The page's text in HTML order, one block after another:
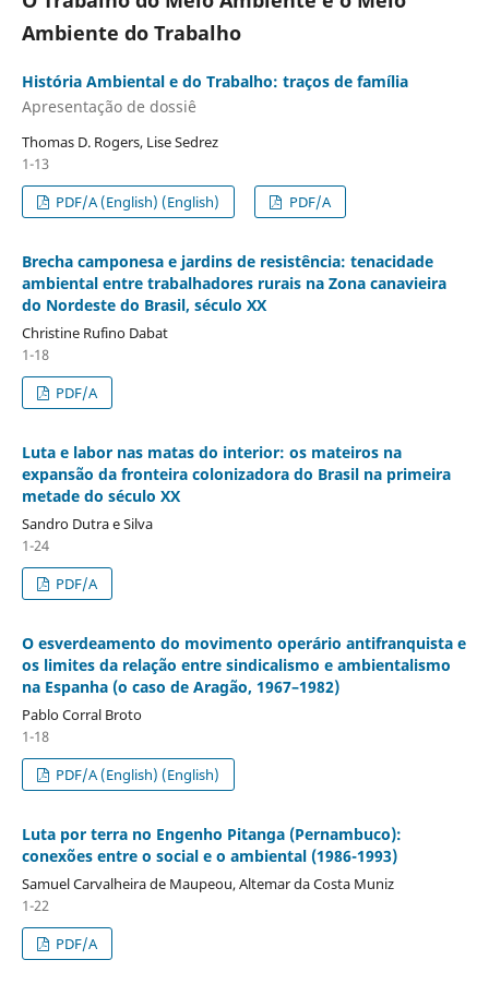
Ambiente do Trabalho
História Ambiental e do Trabalho: traços de família
Apresentação de dossiê
Thomas D. Rogers, Lise Sedrez
1-13
PDF/A (English) (English)
PDF/A
Brecha camponesa e jardins de resistência: tenacidade
ambiental entre trabalhadores rurais na Zona canavieira
do Nordeste do Brasil, século XX
Christine Rufino Dabat
1-18
PDF/A
Luta e labor nas matas do interior: os mateiros na
expansão da fronteira colonizadora do Brasil na primeira
metade do século XX
Sandro Dutra e Silva
1-24
PDF/A
O esverdeamento do movimento operário antifranquista e
os limites da relação entre sindicalismo e ambientalismo
na Espanha (o caso de Aragão, 1967–1982)
Pablo Corral Broto
1-18
PDF/A (English) (English)
Luta por terra no Engenho Pitanga (Pernambuco):
conexões entre o social e o ambiental (1986-1993)
Samuel Carvalheira de Maupeou, Altemar da Costa Muniz
1-22
PDF/A